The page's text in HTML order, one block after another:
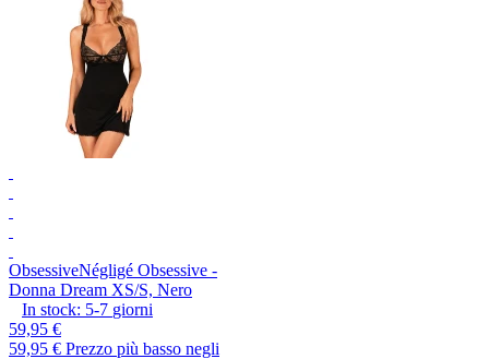
ObsessiveNégligé Obsessive -
Donna Dream XS/S, Nero
In stock: 5-7 giorni
59,95 €
59,95 € Prezzo più basso negli